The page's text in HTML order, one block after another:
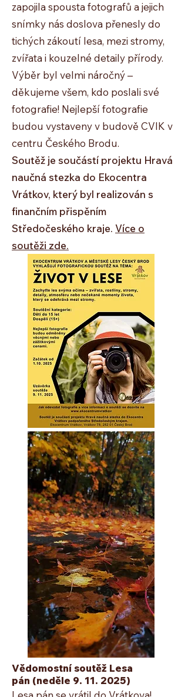
zapojila spousta fotografů a jejich
snímky nás doslova přenesly do
tichých zákoutí lesa, mezi stromy,
zvířata i kouzelné detaily přírody.
Výběr byl velmi náročný –
děkujeme všem, kdo poslali své
fotografie! Nejlepší fotografie
budou vystaveny v budově CVIK v
centru Českého Brodu.
Soutěž je součástí projektu Hravá
naučná stezka do Ekocentra
Vrátkov, který byl realizován s
finančním přispěním
Středočeského kraje. Více o
soutěži zde.
Vědomostní soutěž Lesa
pán (neděle 9. 11. 2025)